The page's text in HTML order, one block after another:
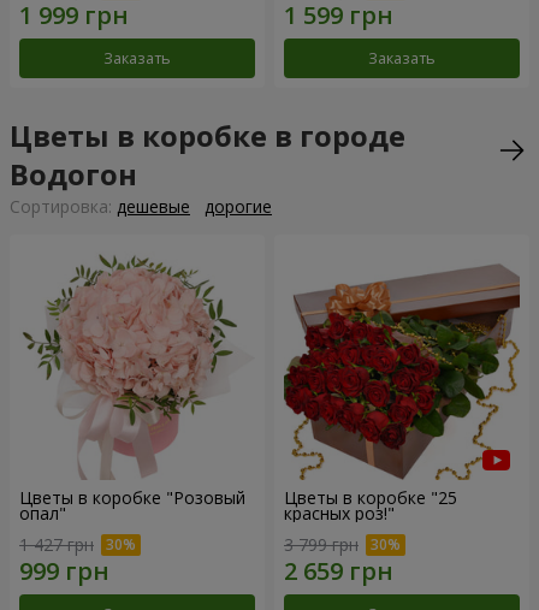
Заказать Заказать
Цветы в коробке в городе
Водогон
Cортировка: дешевые дорогие
Цветы в коробке "Розовый
опал"
1 427 грн
Цветы в коробке "25
красных роз!"
3 799 грн